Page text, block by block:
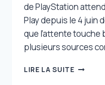
de PlayStation
Play depuis le 4 juin
que l’attente touche
plusieurs sources
LIRE LA SUITEON